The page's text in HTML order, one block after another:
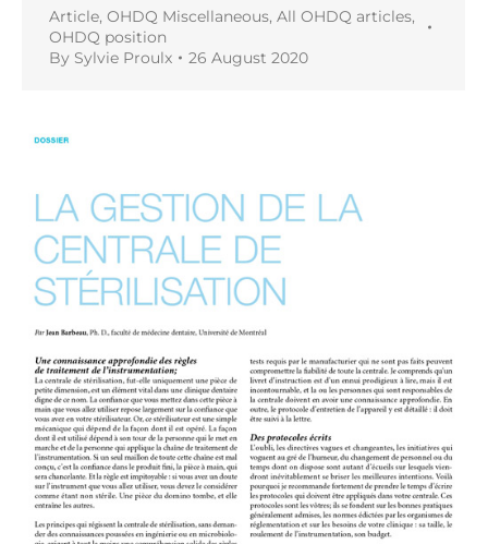
Article, OHDQ Miscellaneous, All OHDQ articles,
OHDQ position
By Sylvie Proulx 26 August 2020